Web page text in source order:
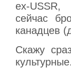
ex-USSR,
сейчас
канадцев
Скажу
культурные.